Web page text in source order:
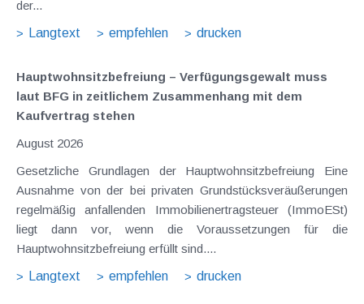
der...
Langtext
empfehlen drucken
Hauptwohnsitz​­befreiung – Verfügungsgewalt muss
laut BFG in zeitlichem Zusammenhang mit dem
Kaufvertrag stehen
August 2026
Gesetzliche Grundlagen der Hauptwohnsitzbefreiung Eine
Ausnahme von der bei privaten Grundstücksveräußerungen
regelmäßig anfallenden Immobilienertragsteuer (ImmoESt)
liegt dann vor, wenn die Voraussetzungen für die
Hauptwohnsitzbefreiung erfüllt sind....
Langtext
empfehlen drucken